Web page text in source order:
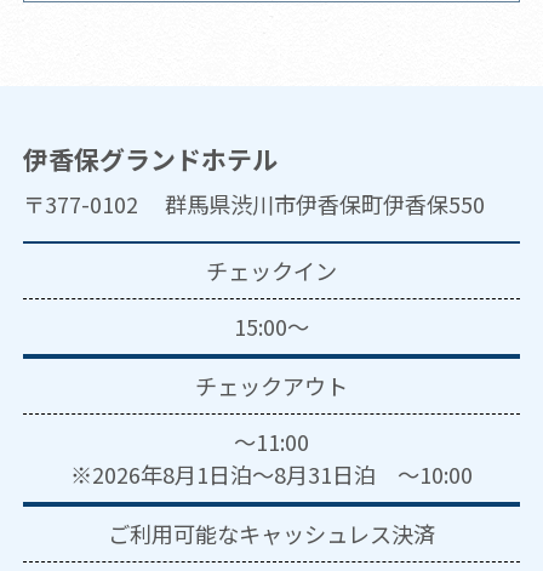
伊香保グランドホテル
〒377-0102 群馬県渋川市伊香保町伊香保550
チェックイン
15:00～
チェックアウト
～11:00
※2026年8月1日泊～8月31日泊 ～10:00
ご利用可能なキャッシュレス決済